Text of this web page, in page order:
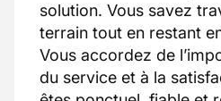
solution. Vous savez
terrain tout en restant
Vous accordez de
du service et à la